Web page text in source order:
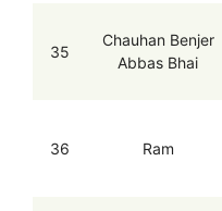
35
Chauhan Benjer
Abbas Bhai
36 Ram